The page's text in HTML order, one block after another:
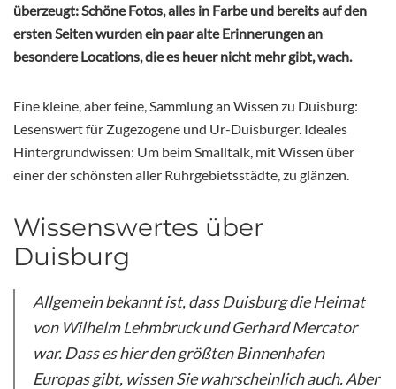
überzeugt: Schöne Fotos, alles in Farbe und bereits auf den
ersten Seiten wurden ein paar alte Erinnerungen an
besondere Locations, die es heuer nicht mehr gibt, wach.
Eine kleine, aber feine, Sammlung an Wissen zu Duisburg:
Lesenswert für Zugezogene und Ur-Duisburger. Ideales
Hintergrundwissen: Um beim Smalltalk, mit Wissen über
einer der schönsten aller Ruhrgebietsstädte, zu glänzen.
Wissenswertes über
Duisburg
Allgemein bekannt ist, dass Duisburg die Heimat
von Wilhelm Lehmbruck und Gerhard Mercator
war. Dass es hier den größten Binnenhafen
Europas gibt, wissen Sie wahrscheinlich auch. Aber